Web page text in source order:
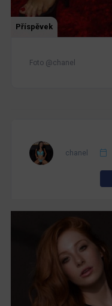
Příspěvek
Foto @chanel
chanel